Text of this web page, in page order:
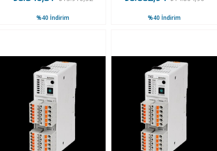
%40 İndirim %40 İndirim